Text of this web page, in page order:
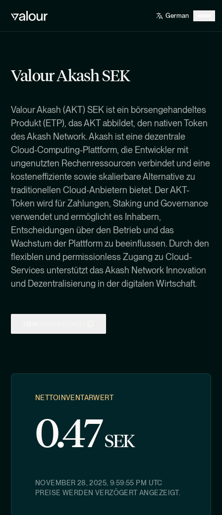
Valour Akash SEK
Valour Akash (AKT) SEK ist ein börsengehandeltes
Produkt (ETP), das AKT abbildet, den nativen Token
des Akash Network. Akash ist eine dezentrale
Cloud-Computing-Plattform, die Entwickler mit
ungenutzten Rechenressourcen verbindet und eine
kosteneffiziente sowie skalierbare Alternative zu
traditionellen Cloud-Anbietern bietet. Der AKT-
Token wird für Zahlungen, Staking und Governance
verwendet und ermöglicht es Inhabern,
Entscheidungen über den Betrieb und das
Wachstum der Plattform zu beeinflussen. Durch den
flexiblen und permissionless Zugang zu Cloud-
Services unterstützt das Akash Network Innovation
und Dezentralisierung in der digitalen Wirtschaft.
NETTOINVENTARWERT
0.47SEK
NOVEMBER 28, 2025, 9:59:55 PM UTC
PREISE WERDEN VERZÖGERT ANGEZEIGT.